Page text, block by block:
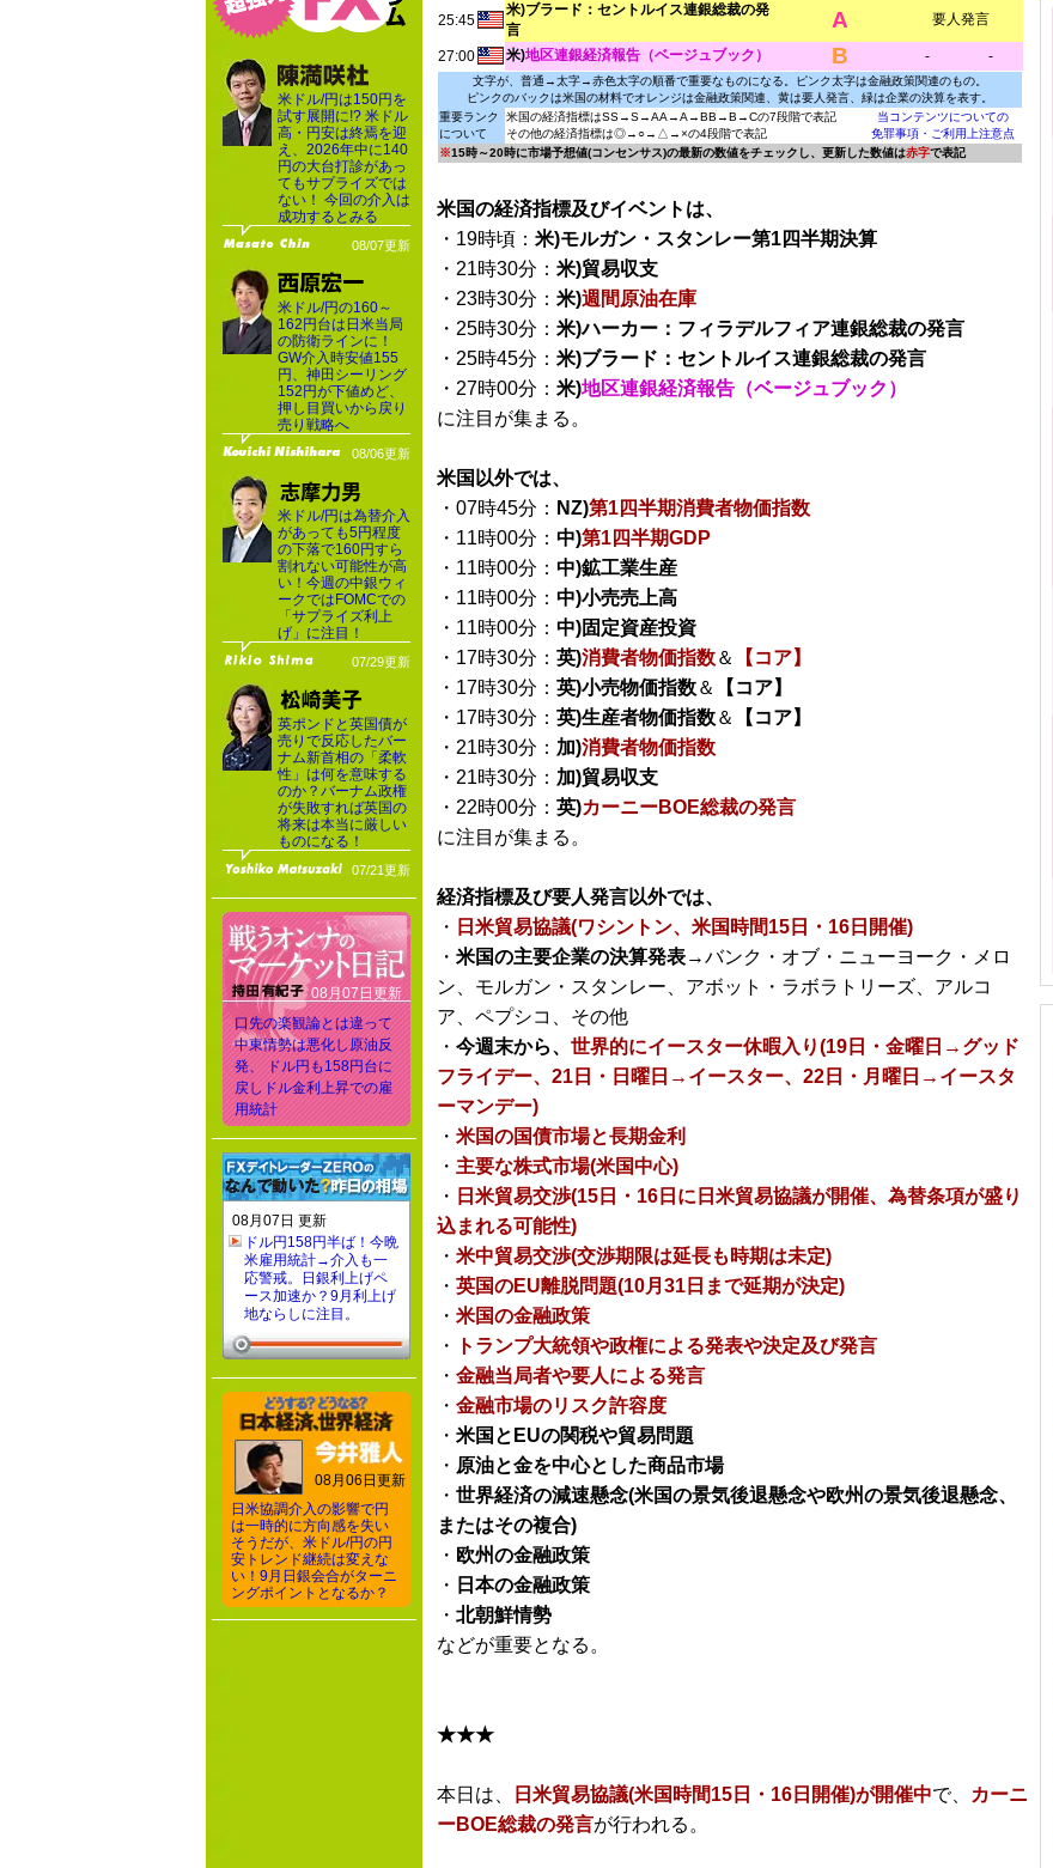
25:45
米)ブラード：セントルイス連銀総裁の発
言
A 要人発言
27:00 米)地区連銀経済報告（ベージュブック） B - -
文字が、普通→太字→赤色太字の順番で重要なものになる。ピンク太字は金融政策関連のもの。
ピンクのバックは米国の材料でオレンジは金融政策関連、黄は要人発言、緑は企業の決算を表す。
重要ランク
について
米国の経済指標はSS→S→AA→A→BB→B→Cの7段階で表記
その他の経済指標は◎→○→△→×の4段階で表記
当コンテンツについての
免罪事項・ご利用上注意点
※15時～20時に市場予想値(コンセンサス)の最新の数値をチェックし、更新した数値は赤字で表記
米国の経済指標及びイベントは、
・19時頃： 米)モルガン・スタンレー第1四半期決算
・21時30分： 米)貿易収支
・23時30分： 米)週間原油在庫
・25時30分： 米)ハーカー：フィラデルフィア連銀総裁の発言
・25時45分： 米)ブラード：セントルイス連銀総裁の発言
・27時00分： 米)地区連銀経済報告（ベージュブック）
に注目が集まる。
米国以外では、
・07時45分： NZ)第1四半期消費者物価指数
・11時00分： 中)第1四半期GDP
・11時00分： 中)鉱工業生産
・11時00分： 中)小売売上高
・11時00分： 中)固定資産投資
・17時30分： 英)消費者物価指数＆
【コア】
・17時30分： 英)小売物価指数＆
【コア】
・17時30分： 英)生産者物価指数＆
【コア】
・21時30分： 加)消費者物価指数
・21時30分： 加)貿易収支
・22時00分： 英)カーニーBOE総裁の発言
に注目が集まる。
経済指標及び要人発言以外では、
・ 日米貿易協議(ワシントン、米国時間15日・16日開催)
・ 米国の主要企業の決算発表→バンク・オブ・ニューヨーク・メロ
ン、モルガン・スタンレー、アボット・ラボラトリーズ、アルコ
ア、ペプシコ、その他
・ 今週末から、 世界的にイースター休暇入り(19日・金曜日→グッド
フライデー、21日・日曜日→イースター、22日・月曜日→イースタ
ーマンデー)
・ 米国の国債市場と長期金利
・ 主要な株式市場(米国中心)
・ 日米貿易交渉(15日・16日に日米貿易協議が開催、為替条項が盛り
込まれる可能性)
・ 米中貿易交渉(交渉期限は延長も時期は未定)
・ 英国のEU離脱問題(10月31日まで延期が決定)
・ 米国の金融政策
・
トランプ大統領や政権による発表や決定及び発言
・ 金融当局者や要人による発言
・ 金融市場のリスク許容度
・ 米国とEUの関税や貿易問題
・ 原油と金を中心とした商品市場
・ 世界経済の減速懸念(米国の景気後退懸念や欧州の景気後退懸念、
またはその複合)
・ 欧州の金融政策
・ 日本の金融政策
・ 北朝鮮情勢
などが重要となる。
★★★
本日は、 日米貿易協議(米国時間15日・16日開催)が開催中で、
カーニ
ーBOE総裁の発言が行われる。
米ドル/円は150円を
試す展開に!? 米ドル
高・円安は終焉を迎
え、2026年中に140
円の大台打診があっ
てもサプライズでは
ない！ 今回の介入は
成功するとみる
08/07更新
米ドル/円の160～
162円台は日米当局
の防衛ラインに！
GW介入時安値155
円、神田シーリング
152円が下値めど、
押し目買いから戻り
売り戦略へ
08/06更新
米ドル/円は為替介入
があっても5円程度
の下落で160円すら
割れない可能性が高
い！今週の中銀ウィ
ークではFOMCでの
「サプライズ利上
げ」に注目！
07/29更新
英ポンドと英国債が
売りで反応したバー
ナム新首相の「柔軟
性」は何を意味する
のか？バーナム政権
が失敗すれば英国の
将来は本当に厳しい
ものになる！
07/21更新
08月07日更新
口先の楽観論とは違って
中東情勢は悪化し原油反
発、 ドル円も158円台に
戻しドル金利上昇での雇
用統計
08月07日 更新
ドル円158円半ば！今晩
米雇用統計→介入も一
応警戒。日銀利上げペ
ース加速か？9月利上げ
地ならしに注目。
08月06日更新
日米協調介入の影響で円
は一時的に方向感を失い
そうだが、米ドル/円の円
安トレンド継続は変えな
い！9月日銀会合がターニ
ングポイントとなるか？